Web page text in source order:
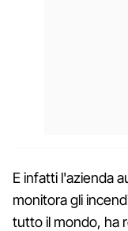
E infatti l'azienda
monitora gli
tutto il mondo, ha